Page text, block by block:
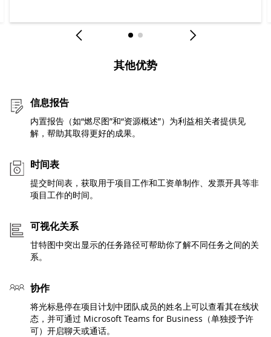
其他优势
信息报告
内置报告（如“燃尽图”和“资源概述”）为利益相关者提供见
解，帮助其取得更好的成果。
时间表
提交时间表，获取用于项目工作和工资单制作、发票开具等非
项目工作的时间。
可视化关系
甘特图中突出显示的任务路径可帮助你了解不同任务之间的关
系。
协作
将光标悬停在项目计划中团队成员的姓名上可以查看其在线状
态，并可通过 Microsoft Teams for Business（单独授予许
可）开启聊天或通话。